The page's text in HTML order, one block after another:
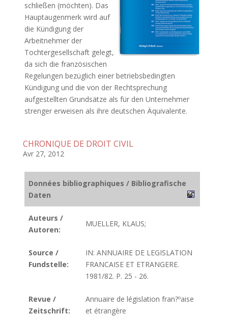
schließen (möchten). Das
Hauptaugenmerk wird auf
die Kündigung der
Arbeitnehmer der
Tochtergesellschaft gelegt,
da sich die französischen
Regelungen bezüglich einer betriebsbedingten
Kündigung und die von der Rechtsprechung
aufgestellten Grundsätze als für den Unternehmer
strenger erweisen als ihre deutschen Äquivalente.
CHRONIQUE DE DROIT CIVIL
Avr 27, 2012
Données bibliographiques / Bibliografische
Daten
Auteurs /
Autoren:
MUELLER, KLAUS;
Source /
Fundstelle:
IN: ANNUAIRE DE LEGISLATION
FRANCAISE ET ETRANGERE.
1981/82. P. 25 - 26.
Revue /
Zeitschrift:
Annuaire de législation fran?ºaise
et étrangère